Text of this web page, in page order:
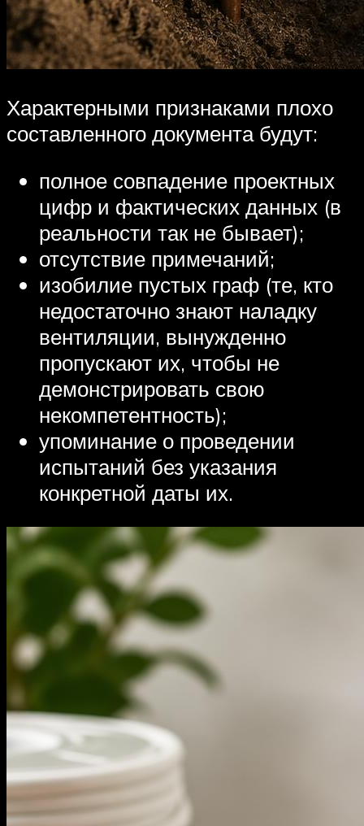
Характерными признаками плохо
составленного документа будут:
полное совпадение проектных
цифр и фактических данных (в
реальности так не бывает);
отсутствие примечаний;
изобилие пустых граф (те, кто
недостаточно знают наладку
вентиляции, вынужденно
пропускают их, чтобы не
демонстрировать свою
некомпетентность);
упоминание о проведении
испытаний без указания
конкретной даты их.